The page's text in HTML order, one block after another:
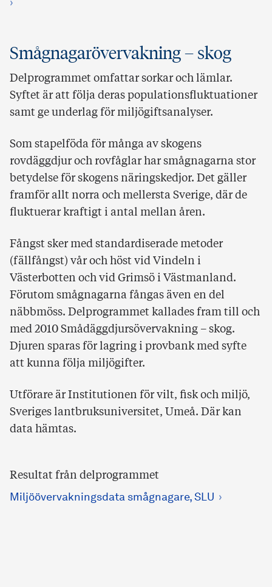
Smågnagarövervakning – skog
Delprogrammet omfattar sorkar och lämlar.
Syftet är att följa deras populationsfluktuationer
samt ge underlag för miljögiftsanalyser.
Som stapelföda för många av skogens
rovdäggdjur och rovfåglar har smågnagarna stor
betydelse för skogens näringskedjor. Det gäller
framför allt norra och mellersta Sverige, där de
fluktuerar kraftigt i antal mellan åren.
Fångst sker med standardiserade metoder
(fällfångst) vår och höst vid Vindeln i
Västerbotten och vid Grimsö i Västmanland.
Förutom smågnagarna fångas även en del
näbbmöss. Delprogrammet kallades fram till och
med 2010 Smådäggdjursövervakning – skog.
Djuren sparas för lagring i provbank med syfte
att kunna följa miljögifter.
Utförare är Institutionen för vilt, fisk och miljö,
Sveriges lantbruksuniversitet, Umeå. Där kan
data hämtas.
Resultat från delprogrammet
Miljöövervakningsdata smågnagare, SLU